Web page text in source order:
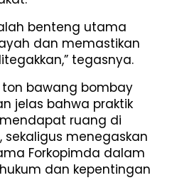
benteng utama
dan memastikan
tegasnya.
bawang bombay
jelas bahwa praktik
ruang di
menegaskan
Forkopimda dalam
dan kepentingan